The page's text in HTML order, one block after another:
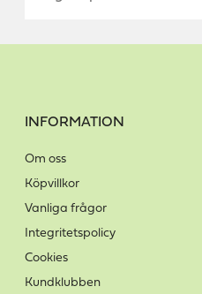
INFORMATION
Om oss
Köpvillkor
Vanliga frågor
Integritetspolicy
Cookies
Kundklubben